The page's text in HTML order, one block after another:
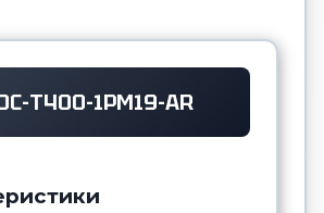
Т400-1РМ19-AR